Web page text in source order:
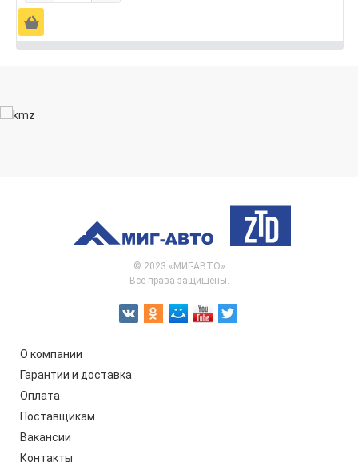
Ä
© 2023 «МИГ-АВТО»
Все права защищены.
О компании
Гарантии и доставка
Оплата
Поставщикам
Вакансии
Контакты